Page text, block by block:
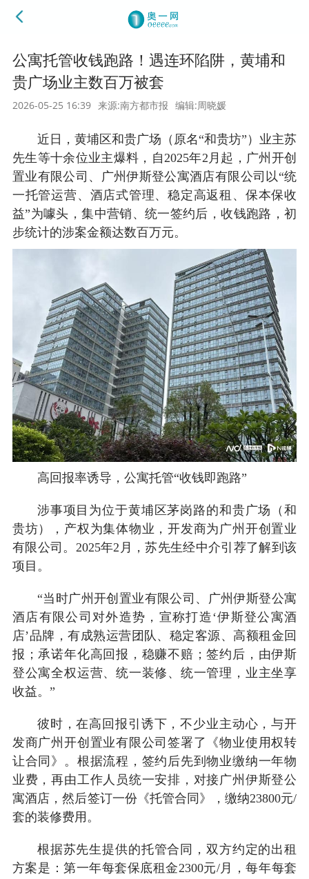
公寓托管收钱跑路！遇连环陷阱，黄埔和
贵广场业主数百万被套
2026-05-25 16:39 来源:南方都市报 编辑:周晓媛
近日，黄埔区和贵广场（原名“和贵坊”）业主苏
先生等十余位业主爆料，自2025年2月起，广州开创
置业有限公司、广州伊斯登公寓酒店有限公司以“统
一托管运营、酒店式管理、稳定高返租、保本保收
益”为噱头，集中营销、统一签约后，收钱跑路，初
步统计的涉案金额达数百万元。
高回报率诱导，公寓托管“收钱即跑路”
涉事项目为位于黄埔区茅岗路的和贵广场（和
贵坊），产权为集体物业，开发商为广州开创置业
有限公司。2025年2月，苏先生经中介引荐了解到该
项目。
“当时广州开创置业有限公司、广州伊斯登公寓
酒店有限公司对外造势，宣称打造‘伊斯登公寓酒
店’品牌，有成熟运营团队、稳定客源、高额租金回
报；承诺年化高回报，稳赚不赔；签约后，由伊斯
登公寓全权运营、统一装修、统一管理，业主坐享
收益。”
彼时，在高回报引诱下，不少业主动心，与开
发商广州开创置业有限公司签署了《物业使用权转
让合同》。根据流程，签约后先到物业缴纳一年物
业费，再由工作人员统一安排，对接广州伊斯登公
寓酒店，然后签订一份《托管合同》，缴纳23800元/
套的装修费用。
根据苏先生提供的托管合同，双方约定的出租
方案是：第一年每套保底租金2300元/月，每年每套